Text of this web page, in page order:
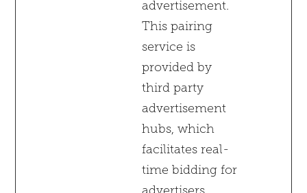
advertisement.
This pairing
service is
provided by
third party
advertisement
hubs, which
facilitates real-
time bidding for